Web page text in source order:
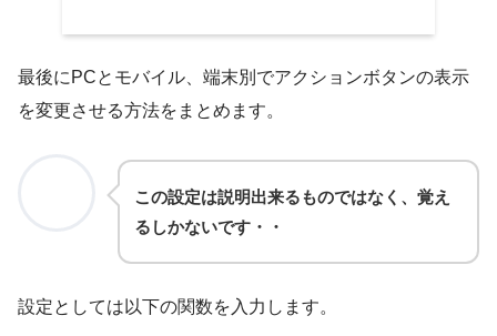
最後にPCとモバイル、端末別でアクションボタンの表示
を変更させる方法をまとめます。
この設定は説明出来るものではなく、覚え
るしかないです・・
設定としては以下の関数を入力します。